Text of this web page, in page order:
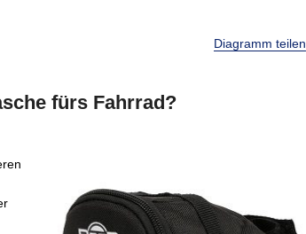
Diagramm teilen
fürs Fahrrad?